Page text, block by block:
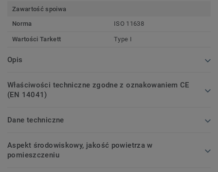
Zawartość spoiwa
Norma
ISO 11638
Wartości Tarkett Type I
Opis
Właściwości techniczne zgodne z oznakowaniem CE
(EN 14041)
Dane techniczne
Aspekt środowiskowy, jakość powietrza w
pomieszczeniu